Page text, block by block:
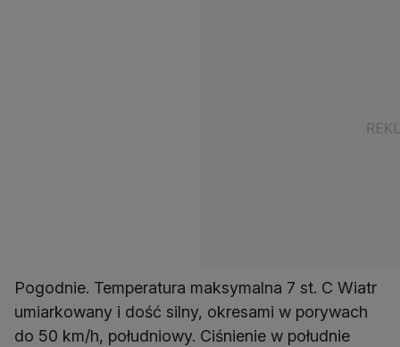
Pogodnie. Temperatura maksymalna 7 st. C Wiatr
umiarkowany i dość silny, okresami w porywach
do 50 km/h, południowy. Ciśnienie w południe